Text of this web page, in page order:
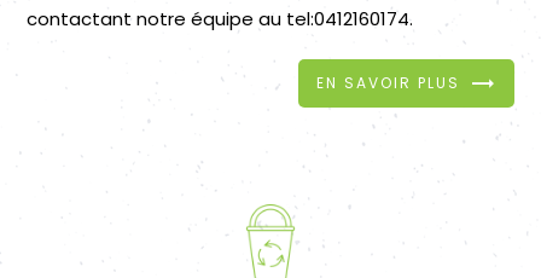
contactant notre équipe au tel:0412160174.
EN SAVOIR PLUS